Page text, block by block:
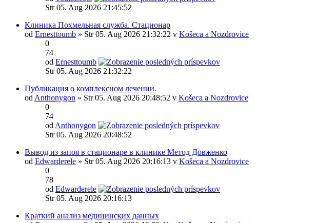
Str 05. Aug 2026 21:45:52
Клиника Похмельная служба. Стационар
od Ernesttoumb » Str 05. Aug 2026 21:32:22 v Košeca a Nozdrovice
0
74
od Ernesttoumb
Str 05. Aug 2026 21:32:22
Публикация о комплексном лечении.
od Anthonygon » Str 05. Aug 2026 20:48:52 v Košeca a Nozdrovice
0
74
od Anthonygon
Str 05. Aug 2026 20:48:52
Вывод из запоя в стационаре в клинике Метод Довженко
od Edwarderele » Str 05. Aug 2026 20:16:13 v Košeca a Nozdrovice
0
78
od Edwarderele
Str 05. Aug 2026 20:16:13
Краткий анализ медицинских данных